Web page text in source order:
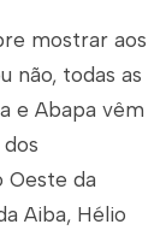
mostrar aos
não, todas as
e Abapa vêm
Oeste da
Aiba, Hélio